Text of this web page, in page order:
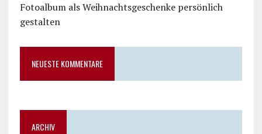
Fotoalbum als Weihnachtsgeschenke persönlich
gestalten
NEUESTE KOMMENTARE
ARCHIV